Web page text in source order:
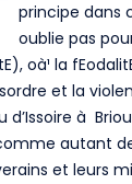
principe dans
oublie pas
oà¹ la
et la
à
autant
et leurs